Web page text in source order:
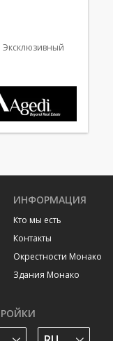
Эксклюзивный
ИНФОРМАЦИЯ
Кто мы есть
Контакты
Окрестности Монако
Здания Монако